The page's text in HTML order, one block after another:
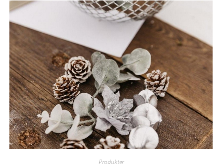
Produkter